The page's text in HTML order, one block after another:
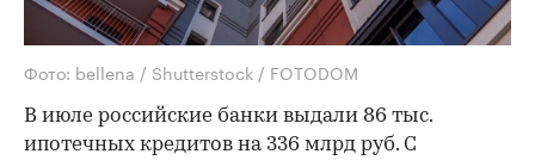
Фото: bellena / Shutterstock / FOTODOM
В июле российские банки выдали 86 тыс.
ипотечных кредитов на 336 млрд руб. С